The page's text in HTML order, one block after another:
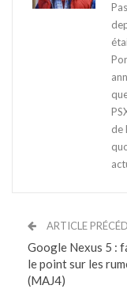
de
ARTICLE
Google Nexus 5 :
le point sur les
(MAJ4)